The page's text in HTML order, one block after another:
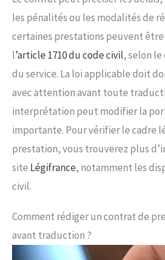
les pénalités ou les modalités de
certaines prestations peuvent
l’article 1710 du code civil, selon
du service. La loi applicable doit
avec attention avant toute
interprétation peut modifier la
importante. Pour vérifier le cadre
prestation, vous trouverez plus
site Légifrance, notamment les
civil.
Comment rédiger un contrat de
avant traduction ?